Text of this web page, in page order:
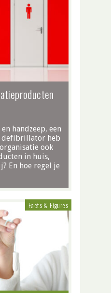
handzeep, een
defibrillator heb
ook
in huis,
En hoe regel je
Facts & Figures